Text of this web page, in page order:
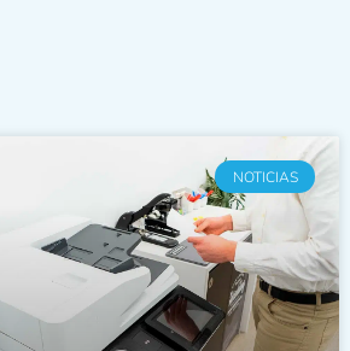
NOTICIAS